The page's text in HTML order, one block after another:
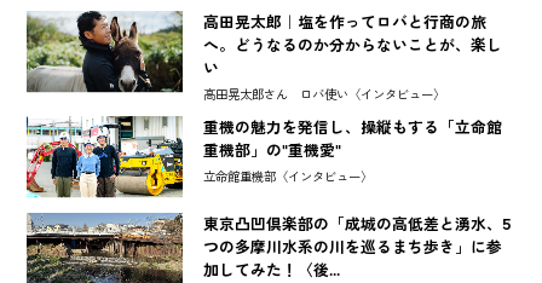
高田晃太郎｜塩を作ってロバと行商の旅
へ。どうなるのか分からないことが、楽し
い
高田晃太郎さん ロバ使い〈インタビュー〉
重機の魅力を発信し、操縦もする「立命館
重機部」の"重機愛"
立命館重機部〈インタビュー〉
東京凸凹倶楽部の「成城の高低差と湧水、5
つの多摩川水系の川を巡るまち歩き」に参
加してみた！〈後...